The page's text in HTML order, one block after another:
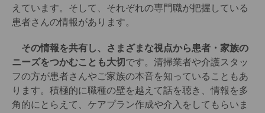
えています。そして、それぞれの専門職が把握している
患者さんの情報があります。
その情報を共有し、さまざまな視点から患者・家族の
ニーズをつかむことも大切 です。清掃業者や介護スタッ
フの方が患者さんやご家族の本音を知っていることもあ
ります。積極的に職種の壁を越えて話を聴き、情報を多
角的にとらえて、ケアプラン作成や介入をしてもらいま